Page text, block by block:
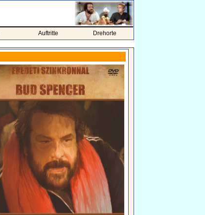
Auftritte Drehorte